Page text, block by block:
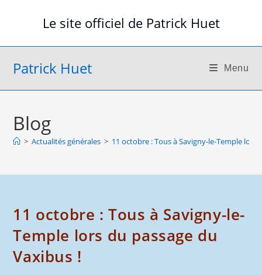
Le site officiel de Patrick Huet
Patrick Huet Menu
Blog
> Actualités générales > 11 octobre : Tous à Savigny-le-Temple lors
11 octobre : Tous à Savigny-le-
Temple lors du passage du
Vaxibus !